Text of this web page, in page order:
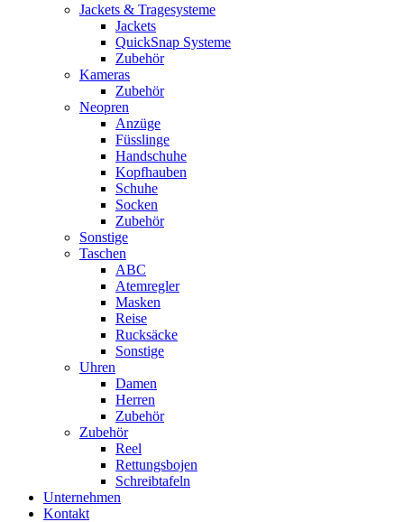
Jackets & Tragesysteme
Jackets
QuickSnap Systeme
Zubehör
Kameras
Zubehör
Neopren
Anzüge
Füsslinge
Handschuhe
Kopfhauben
Schuhe
Socken
Zubehör
Sonstige
Taschen
ABC
Atemregler
Masken
Reise
Rucksäcke
Sonstige
Uhren
Damen
Herren
Zubehör
Zubehör
Reel
Rettungsbojen
Schreibtafeln
Unternehmen
Kontakt